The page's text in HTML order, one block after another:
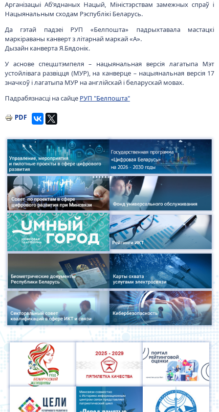
Арганізацыі Аб’яднаных Нацый, Міністэрствам замежных спраў і
Нацыянальным сходам Рэспублiкi Беларусь.
Да гэтай падзеі РУП «Белпошта» падрыхтавала мастацкі
маркіраваны канверт з літарнай маркай «А».
Дызайн канверта Я.Бядонік.
У аснове спецштэмпеля – нацыянальная версія лагатыпа Мэт
устойлівага развіцця (МУР), на канверце – нацыянальная версія 17
значкоў і лагатыпа МУР на англійскай і беларускай мовах.
Падрабязнасцi на сайце РУП "Белпошта"
PDF